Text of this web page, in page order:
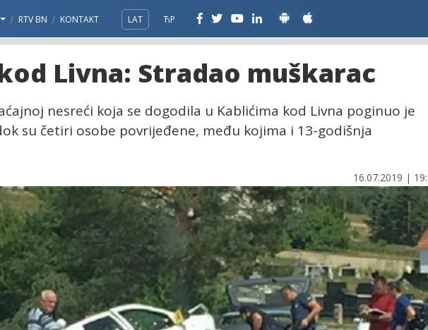
RTV BN KONTAKT LAT ЋР
Livna: Stradao muškarac
nesreći koja se dogodila u Kablićima kod Livna poginuo je
su četiri osobe povrijeđene, među kojima i 13-godišnja
16.07.2019 |